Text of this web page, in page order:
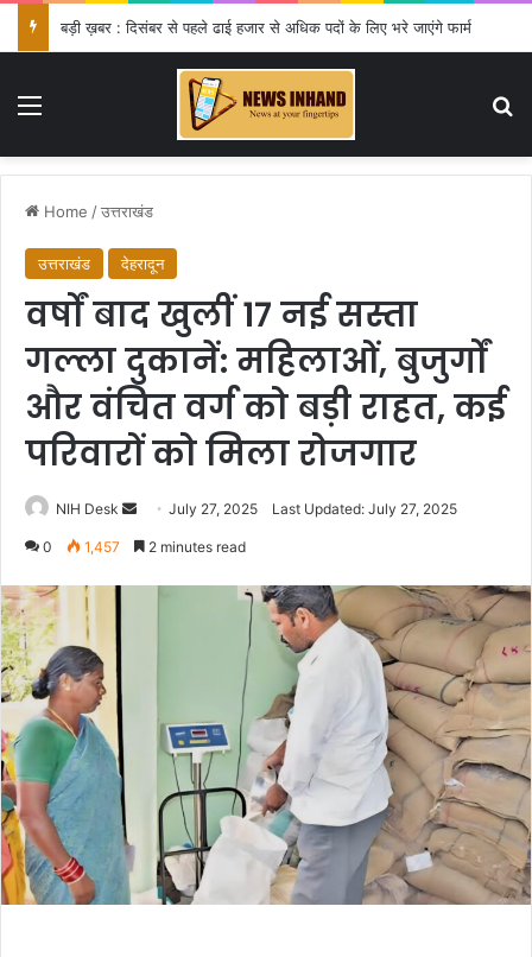
बड़ी ख़बर : दिसंबर से पहले ढाई हजार से अधिक पदों के लिए भरे जाएंगे फार्म
Menu
Home /उत्तराखंड
उत्तराखंड देहरादून
वर्षों बाद खुलीं 17 नई सस्ता
गल्ला दुकानें: महिलाओं, बुजुर्गों
और वंचित वर्ग को बड़ी राहत, कई
परिवारों को मिला रोजगार
NIH Desk
Send
an
July 27, 2025 Last Updated: July 27, 2025
0 1,457 2 minutes read